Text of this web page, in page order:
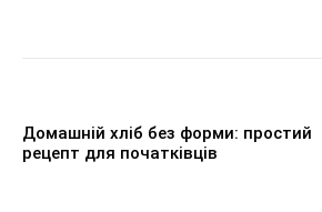
Домашній хліб без форми: простий
рецепт для початківців